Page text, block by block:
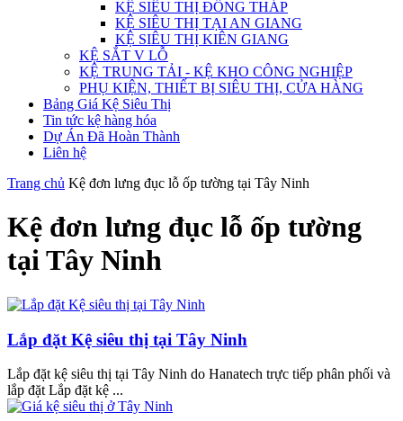
KỆ SIÊU THỊ ĐỒNG THÁP
KỆ SIÊU THỊ TẠI AN GIANG
KỆ SIÊU THỊ KIÊN GIANG
KỆ SẮT V LỖ
KỆ TRUNG TẢI - KỆ KHO CÔNG NGHIỆP
PHỤ KIỆN, THIẾT BỊ SIÊU THỊ, CỬA HÀNG
Bảng Giá Kệ Siêu Thị
Tin tức kệ hàng hóa
Dự Án Đã Hoàn Thành
Liên hệ
Trang chủ Kệ đơn lưng đục lỗ ốp tường tại Tây Ninh
Kệ đơn lưng đục lỗ ốp tường
tại Tây Ninh
Lắp đặt Kệ siêu thị tại Tây Ninh
Lắp đặt kệ siêu thị tại Tây Ninh do Hanatech trực tiếp phân phối và
lắp đặt Lắp đặt kệ ...